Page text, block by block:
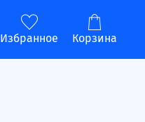
Избранное Корзина